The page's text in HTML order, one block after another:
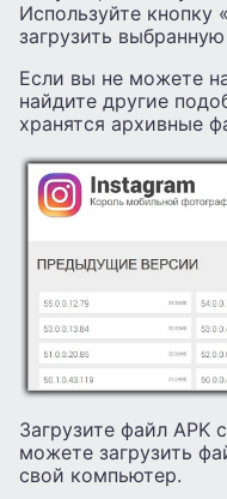
Используйте кнопку
загрузить
Если вы не можете
найдите другие
хранятся архивные
Загрузите файл APK
можете загрузить
свой компьютер.